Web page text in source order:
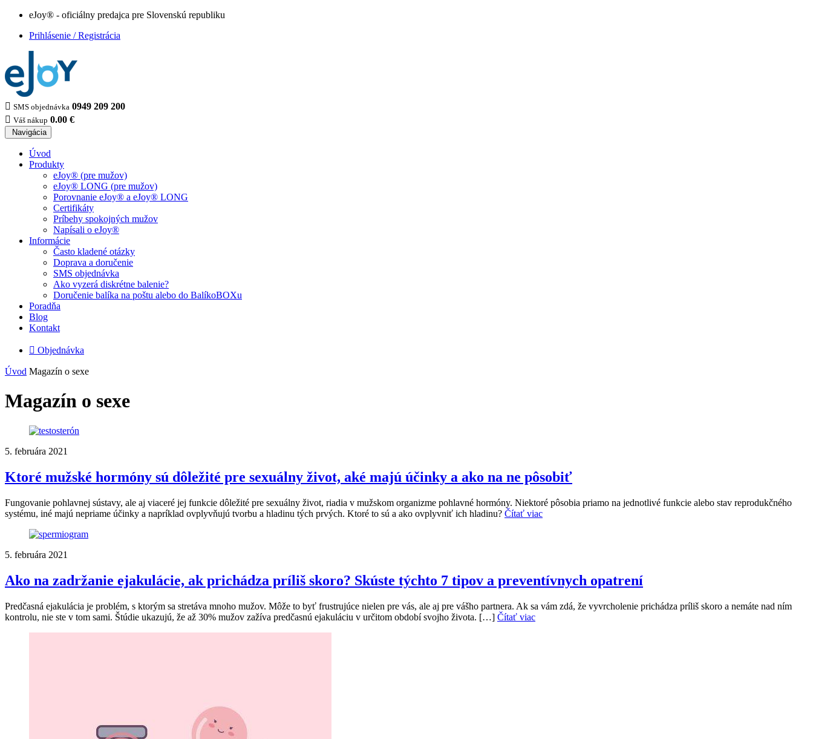
eJoy® - oficiálny predajca pre Slovenskú republiku
Prihlásenie / Registrácia
 SMS objednávka 0949 209 200
 Váš nákup 0.00 €
Navigácia
Úvod
Produkty
eJoy® (pre mužov)
eJoy® LONG (pre mužov)
Porovnanie eJoy® a eJoy® LONG
Certifikáty
Príbehy spokojných mužov
Napísali o eJoy®
Informácie
Často kladené otázky
Doprava a doručenie
SMS objednávka
Ako vyzerá diskrétne balenie?
Doručenie balíka na poštu alebo do BalíkoBOXu
Poradňa
Blog
Kontakt
 Objednávka
Úvod Magazín o sexe
Magazín o sexe
5. februára 2021
Ktoré mužské hormóny sú dôležité pre sexuálny život, aké majú účinky a ako na ne pôsobiť
Fungovanie pohlavnej sústavy, ale aj viaceré jej funkcie dôležité pre sexuálny život, riadia v mužskom organizme pohlavné hormóny. Niektoré pôsobia priamo na jednotlivé funkcie alebo stav reprodukčného
systému, iné majú nepriame účinky a napríklad ovplyvňujú tvorbu a hladinu tých prvých. Ktoré to sú a ako ovplyvniť ich hladinu? Čítať viac
5. februára 2021
Ako na zadržanie ejakulácie, ak prichádza príliš skoro? Skúste týchto 7 tipov a preventívnych opatrení
Predčasná ejakulácia je problém, s ktorým sa stretáva mnoho mužov. Môže to byť frustrujúce nielen pre vás, ale aj pre vášho partnera. Ak sa vám zdá, že vyvrcholenie prichádza príliš skoro a nemáte nad ním
kontrolu, nie ste v tom sami. Štúdie ukazujú, že až 30% mužov zažíva predčasnú ejakuláciu v určitom období svojho života. […] Čítať viac